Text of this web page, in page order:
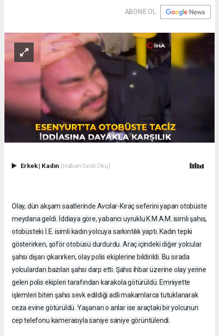
ABONE OL
Erkek| Kadın (Haberi Sesli Oku)
Olay, dün akşam saatlerinde Avcılar-Kıraç seferini yapan otobüste
meydana geldi. İddiaya göre, yabancı uyruklu K.M.A.M. isimli şahıs,
otobüsteki İ.E. isimli kadın yolcuya sarkıntılık yaptı. Kadın tepki
gösterirken, şoför otobüsü durdurdu. Araç içindeki diğer yolcular
şahsı dışarı çıkarırken, olay polis ekiplerine bildirildi. Bu sırada
yolculardan bazıları şahsı darp etti. Şahıs ihbar üzerine olay yerine
gelen polis ekipleri tarafından karakola götürüldü. Emniyette
işlemleri biten şahıs sevk edildiği adli makamlarca tutuklanarak
ceza evine götürüldü. Yaşanan o anlar ise araçtaki bir yolcunun
cep telefonu kamerasıyla saniye saniye görüntülendi.